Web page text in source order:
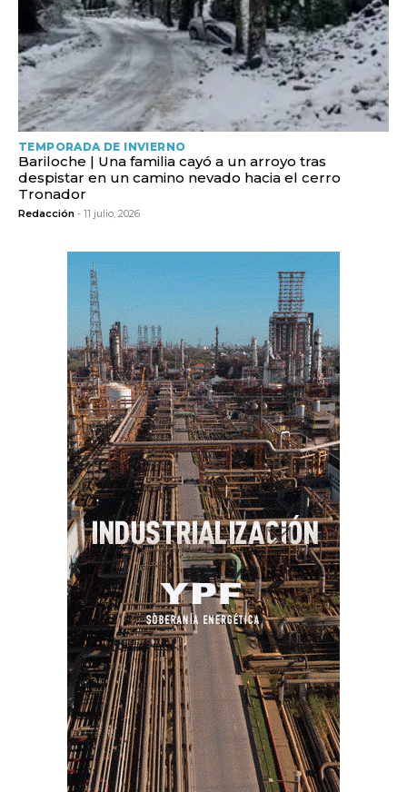
TEMPORADA DE INVIERNO
Bariloche | Una familia cayó a un arroyo tras
despistar en un camino nevado hacia el cerro
Tronador
Redacción - 11 julio, 2026